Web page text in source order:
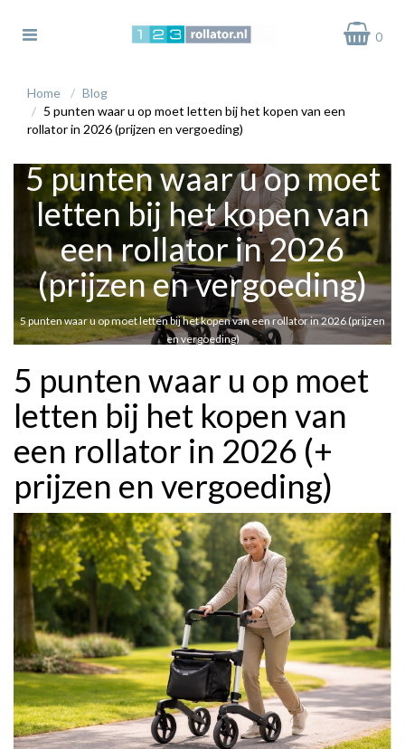
(Rollator Accessoires)
Toggle
0
Home
Blog
5 punten waar u op moet letten bij het kopen van een
rollator in 2026 (prijzen en vergoeding)
5 punten waar u op moet
letten bij het kopen van
een rollator in 2026
(prijzen en vergoeding)
5 punten waar u op moet letten bij het kopen van een rollator in 2026 (prijzen
en vergoeding)
5 punten waar u op moet
letten bij het kopen van
een rollator in 2026 (+
prijzen en vergoeding)